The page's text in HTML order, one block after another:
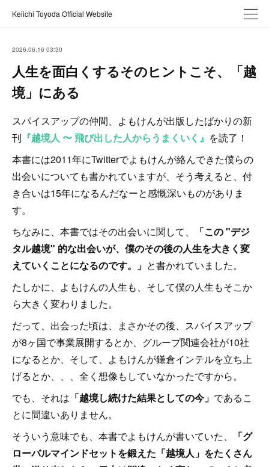
Keiichi Toyoda Official Website
2026.06.16 03:30
人生を面白くするそのヒントこそ、「越
境」にある
スパイスアップの仲間、よもけんが出版したばかりの新
刊 『越境人 〜 飛び出した人からうまくいく』 を読了！
本書には2011年にTwitterでよもけんが絡んできた僕らの
出会いについても書かれていますが、そう考えると、付
き合いは15年になるんだなーと感慨深いものがありま
す。
ちなみに、本書ではその出会いに関して、
「この "デジ
タル越境" 的な出会いが、僕のその後の人生を大きく変
えていくことになるのです。」 と書かれていました。
たしかに、よもけんの人生も、そして僕の人生もそこか
ら大きく変わりました。
だって、出会った頃は、まさかその後、スパイスアップ
が8ヶ国で事業展開するとか、グループ関連会社が10社
になるとか、そして、よもけんが鎌倉インテルを立ち上
げるとか、、、全く想像もしていなかったですから。
でも、それは 「越境し続けた結果としての今」 であるこ
とに間違いありません。
そういう意味でも、本書でよもけんが書いていた、
「グ
ローバルマインドセットを鍛えた「越境人」をたくさん